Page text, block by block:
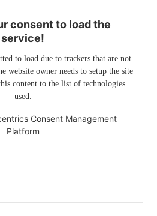
consent to load the
service!
to load due to trackers that are not
website owner needs to setup the site
content to the list of technologies
used.
Consent Management
Platform